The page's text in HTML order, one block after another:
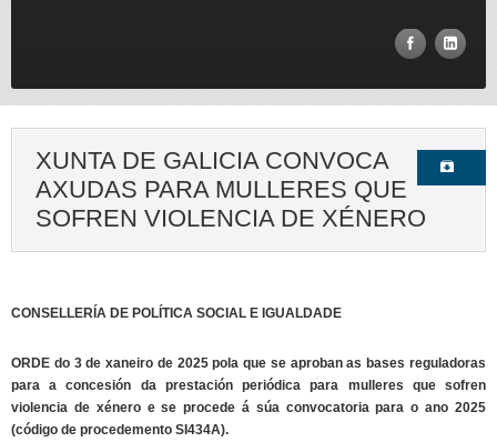
XUNTA DE GALICIA CONVOCA
AXUDAS PARA MULLERES QUE
SOFREN VIOLENCIA DE XÉNERO
CONSELLERÍA DE POLÍTICA SOCIAL E IGUALDADE
ORDE do 3 de xaneiro de 2025 pola que se aproban as bases reguladoras
para a concesión da prestación periódica para mulleres que sofren
violencia de xénero e se procede á súa convocatoria para o ano 2025
(código de procedemento SI434A).